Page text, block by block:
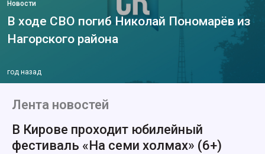
Новости
В ходе СВО погиб Николай Пономарёв из
Нагорского района
год назад
Лента новостей
В Кирове проходит юбилейный
фестиваль «На семи холмах» (6+)